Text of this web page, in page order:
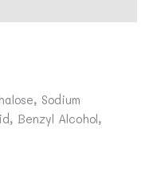
Sodium
Benzyl Alcohol,